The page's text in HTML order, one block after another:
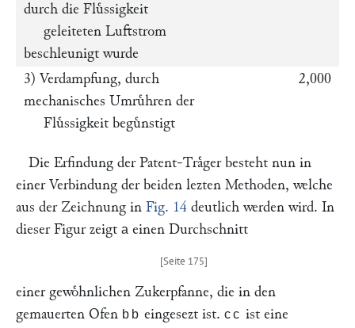
durch die Fluͤssigkeit
geleiteten Luftstrom
beschleunigt wurde
3) Verdampfung, durch
mechanisches Umruͤhren der
Fluͤssigkeit beguͤnstigt
2,000
Die Erfindung der Patent-Traͤger besteht nun in
einer Verbindung der beiden lezten Methoden, welche
aus der Zeichnung in Fig. 14 deutlich werden wird. In
dieser Figur zeigt a einen Durchschnitt
einer gewoͤhnlichen Zukerpfanne, die in den
gemauerten Ofen bb eingesezt ist.cc ist eine